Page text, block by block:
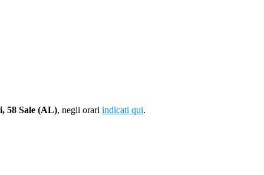
58 Sale (AL), negli orari indicati qui.